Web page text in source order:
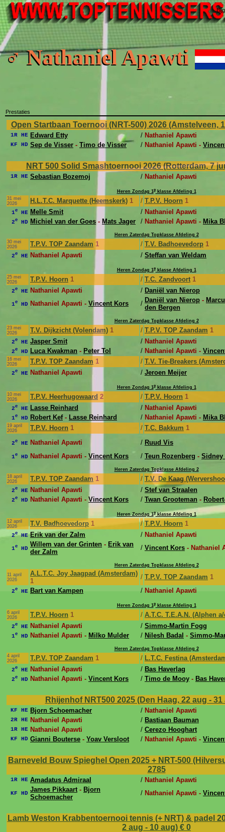
♂ Nathaniel Apawti
Prestaties
Open Startbaan Toernooi (NRT-500) 2026 (Amstelveen,
1R HE Edward Etty / Nathaniel Apawti
KF HD Sep de Visser - Timo de Visser / Nathaniel Apawti -
NRT 500 Solid Smashtoernooi 2026 (Rotterdam, 7
1R HE Sebastian Bozemoj / Nathaniel Apawti
Heren Zondag 1eklasse Afdeling 1
31 mei
2026
H.L.T.C. Marquette (Heemskerk) 1 / T.P.V. Hoorn 1
1e HE Melle Smit / Nathaniel Apawti
2e HD Michiel van der Goes - Mats Jager / Nathaniel Apawti - Mika
Heren Zaterdag Topklasse Afdeling 2
30 mei
2026
T.P.V. TOP Zaandam 1 / T.V. Badhoevedorp 1
2e HE Nathaniel Apawti / Steffan van Weldam
Heren Zondag 1eklasse Afdeling 1
25 mei
2026
T.P.V. Hoorn 1 / T.C. Zandvoort 1
2e HE Nathaniel Apawti / Daniël van Nierop
1e HD Nathaniel Apawti - Vincent Kors / Daniël van Nierop -
den Bergen
Heren Zaterdag Topklasse Afdeling 2
23 mei
2026
T.V. Dijkzicht (Volendam) 1 / T.P.V. TOP Zaandam 1
2e HE Jasper Smit / Nathaniel Apawti
2e HD Luca Kwakman - Peter Tol / Nathaniel Apawti -
16 mei
2026
T.P.V. TOP Zaandam 1 / T.V. Tie-Breakers
2e HE Nathaniel Apawti / Jeroen Meijer
Heren Zondag 1eklasse Afdeling 1
10 mei
2026
T.P.V. Heerhugowaard 2 / T.P.V. Hoorn 1
2e HE Lasse Reinhard / Nathaniel Apawti
1e HD Robert Kef- Lasse Reinhard / Nathaniel Apawti - Mika
19 april
2026
T.P.V. Hoorn 1 / T.C. Bakkum 1
2e HE Nathaniel Apawti / Ruud Vis
1e HD Nathaniel Apawti - Vincent Kors / Teun Rozenberg - Sidney
Heren Zaterdag Topklasse Afdeling 2
18 april
2026
T.P.V. TOP Zaandam 1 / T.V. De Kaag
2e HE Nathaniel Apawti / Stef van Straalen
2e HD Nathaniel Apawti - Vincent Kors / Twan Grooteman -
Heren Zondag 1eklasse Afdeling 1
12 april
2026
T.V. Badhoevedorp 1 / T.P.V. Hoorn 1
2eHE Erik van der Zalm / Nathaniel Apawti
1e HD
Willem van der Grinten - Erik van
der Zalm
/ Vincent Kors - Nathaniel
Heren Zaterdag Topklasse Afdeling 2
11 april
2026
A.L.T.C. Joy Jaagpad (Amsterdam)
1
/ T.P.V. TOP Zaandam 1
2e HE Bart van Kampen / Nathaniel Apawti
Heren Zondag 1eklasse Afdeling 1
6 april
2026
T.P.V. Hoorn 1 / A.T.C. T.E.A.N. (Alphen
2e HE Nathaniel Apawti / Simmo-Martin Fogg
1e HD Nathaniel Apawti - Milko Mulder / Nilesh Badal - Simmo-
Heren Zaterdag Topklasse Afdeling 2
4 april
2026
T.P.V. TOP Zaandam 1 / L.T.C. Festina
2e HE Nathaniel Apawti / Bas Haverlag
2e HD Nathaniel Apawti - Vincent Kors / Timo de Mooy - Bas
Rhijenhof NRT500 2025 (Den Haag, 22 aug -
KF HE Bjorn Schoemacher / Nathaniel Apawti
2R HE Nathaniel Apawti / Bastiaan Bauman
1R HE Nathaniel Apawti / Cerezo Hooghart
KF HD Gianni Bouterse - Yoav Versloot / Nathaniel Apawti -
Barneveld Bouw Spieghel Open 2025 + NRT-500
2785
1R HE Amadatus Admiraal / Nathaniel Apawti
KF HD James Pikkaart- Bjorn
Schoemacher
/ Nathaniel Apawti -
Lamb Weston Krabbentoernooi tennis (+ NRT) & padel
2 aug - 10 aug) € 0